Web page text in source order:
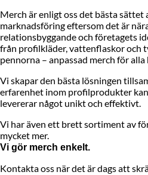
Merch är enligt oss det bästa sättet
marknadsföring eftersom det är
relationsbyggande och företagets
från profilkläder, vattenflaskor och
pennorna – anpassad merch för alla
Vi skapar den bästa lösningen
erfarenhet inom profilprodukter
levererar något unikt och effektivt.
Vi har även ett brett sortiment av
mycket mer.
Vi gör merch enkelt.
Kontakta oss när det är dags att